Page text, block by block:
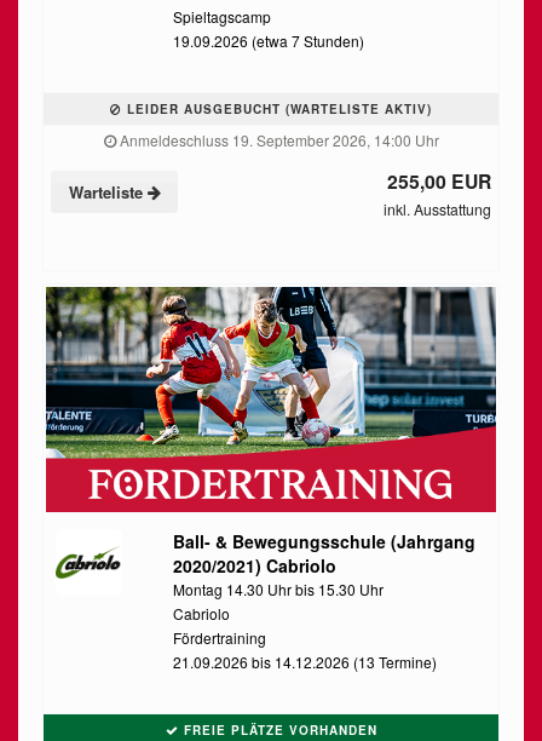
Spieltagscamp
19.09.2026 (etwa 7 Stunden)
LEIDER AUSGEBUCHT (WARTELISTE AKTIV)
Anmeldeschluss 19. September 2026, 14:00 Uhr
Warteliste 255,00 EUR
inkl. Ausstattung
Ball- & Bewegungsschule (Jahrgang
2020/2021) Cabriolo
Montag 14.30 Uhr bis 15.30 Uhr
Cabriolo
Fördertraining
21.09.2026 bis 14.12.2026 (13 Termine)
FREIE PLÄTZE VORHANDEN